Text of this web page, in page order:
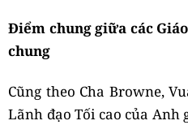
Điểm chung giữa các
chung
Cũng theo Cha Browne,
Lãnh đạo Tối cao của Anh